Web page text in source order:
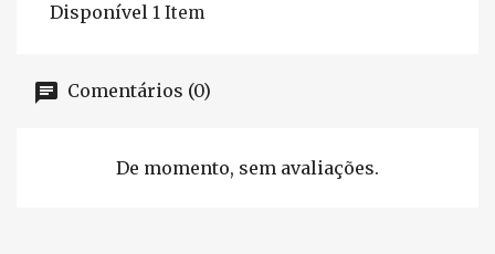
Disponível 1 Item
Comentários (0)
De momento, sem avaliações.